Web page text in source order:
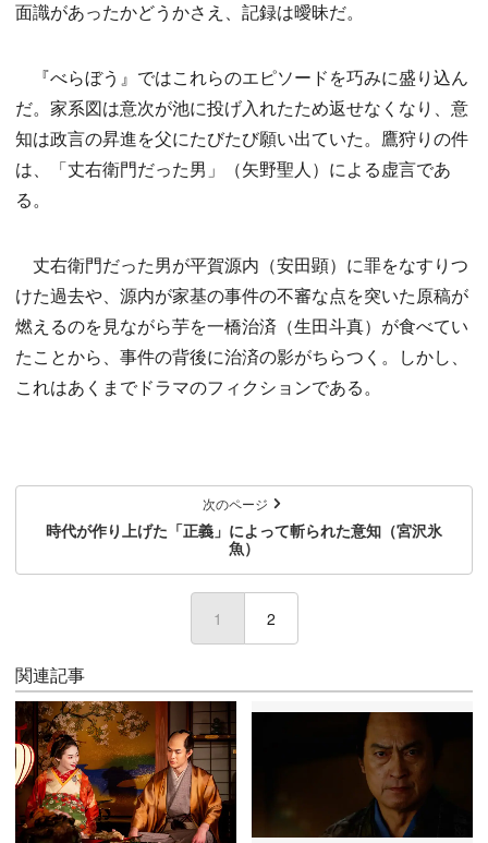
面識があったかどうかさえ、記録は曖昧だ。
『べらぼう』ではこれらのエピソードを巧みに盛り込ん
だ。家系図は意次が池に投げ入れたため返せなくなり、意
知は政言の昇進を父にたびたび願い出ていた。鷹狩りの件
は、「丈右衛門だった男」（矢野聖人）による虚言であ
る。
丈右衛門だった男が平賀源内（安田顕）に罪をなすりつ
けた過去や、源内が家基の事件の不審な点を突いた原稿が
燃えるのを見ながら芋を一橋治済（生田斗真）が食べてい
たことから、事件の背後に治済の影がちらつく。しかし、
これはあくまでドラマのフィクションである。
次のページ
時代が作り上げた「正義」によって斬られた意知（宮沢氷
魚）
1 (current)
2
関連記事